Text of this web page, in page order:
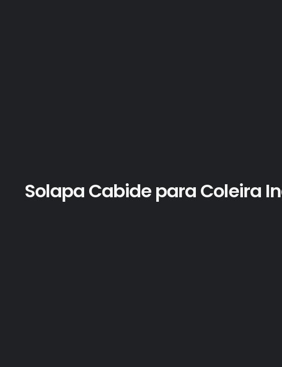
Solapa Cabide para Coleira